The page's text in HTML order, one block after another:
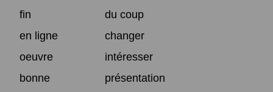
fin
du coup
en ligne
changer
oeuvre
intéresser
bonne
présentation